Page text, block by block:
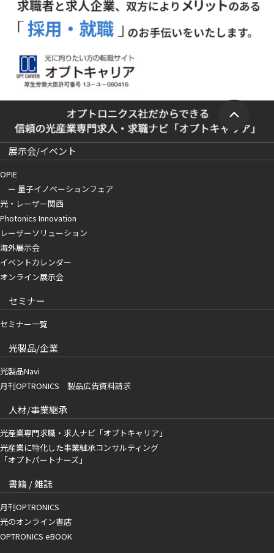
展示会/イベント
OPIE
ー 量子イノベーションフェア
光・レーザー関西
Photonics Innovation
レーザーソリューション
海外展示会
イベントカレンダー
オンライン展示会
セミナー
セミナー一覧
光製品/企業
光製品Navi
月刊OPTRONICS 製品広告資料請求
人材/事業継承
光産業専門求職・求人ナビ「オプトキャリア」
光産業に特化した事業継承コンサルティング
「オプトパートナーズ」
書籍 / 雑誌
月刊OPTRONICS
光のオンライン書店
OPTRONICS eBOOK